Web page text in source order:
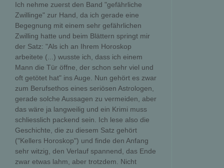
Ich nehme zuerst den Band "gefährliche
Zwillinge" zur Hand, da ich gerade eine
Begegnung mit einem sehr gefährlichen
Zwilling hatte und beim Blättern springt mir
der Satz: "Als ich an Ihrem Horoskop
arbeitete (...) wusste ich, dass ich einem
Mann die Tür öffne, der schon sehr viel und
oft getötet hat" ins Auge. Nun gehört es zwar
zum Berufsethos eines seriösen Astrologen,
gerade solche Aussagen zu vermeiden, aber
das wäre ja langweilig und ein Krimi muss
schliesslich packend sein. Ich lese also die
Geschichte, die zu diesem Satz gehört
("Kellers Horoskop") und finde den Anfang
sehr witzig, den Verlauf spannend, das Ende
zwar etwas lahm, aber trotzdem. Nicht